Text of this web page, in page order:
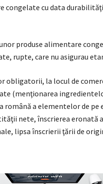
congelate cu data
produse alimentare
rupte, care nu asigurau
obligatorii, la locul de
(menţionarea
română a elementelor de pe
nete, înscrierea eronată
lipsa înscrierii ţării de